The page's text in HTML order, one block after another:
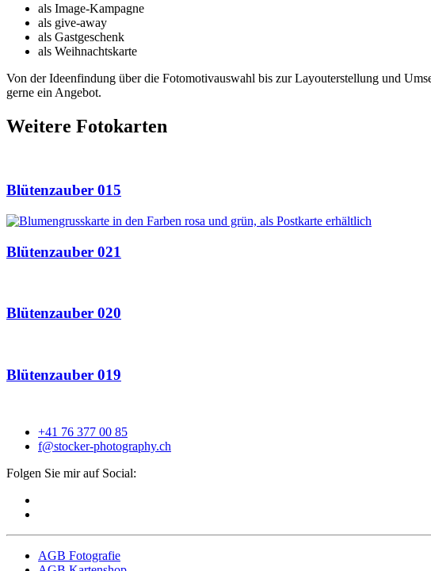
als Image-Kampagne
als give-away
als Gastgeschenk
als Weihnachtskarte
Von der Ideenfindung über die Fotomotivauswahl bis zur Layouterstellung und
gerne ein Angebot.
Weitere Fotokarten
Blütenzauber 015
Blütenzauber 021
Blütenzauber 020
Blütenzauber 019
+41 76 377 00 85
f@stocker-photography.ch
Folgen Sie mir auf Social:
AGB Fotografie